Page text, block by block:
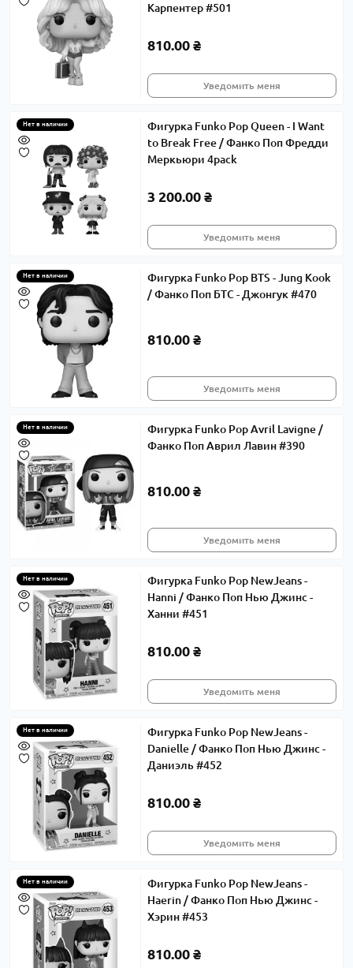
Карпентер #501
810.00 ₴
Уведомить меня
Нет в наличии
Фигурка Funko Pop Queen - I Want
to Break Free / Фанко Поп Фредди
Меркьюри 4pack
3 200.00 ₴
Уведомить меня
Нет в наличии
Фигурка Funko Pop BTS - Jung Kook
/ Фанко Поп БТС - Джонгук #470
810.00 ₴
Уведомить меня
Нет в наличии
Фигурка Funko Pop Avril Lavigne /
Фанко Поп Аврил Лавин #390
810.00 ₴
Уведомить меня
Нет в наличии
Фигурка Funko Pop NewJeans -
Hanni / Фанко Поп Нью Джинс -
Ханни #451
810.00 ₴
Уведомить меня
Нет в наличии
Фигурка Funko Pop NewJeans -
Danielle / Фанко Поп Нью Джинс -
Даниэль #452
810.00 ₴
Уведомить меня
Нет в наличии
Фигурка Funko Pop NewJeans -
Haerin / Фанко Поп Нью Джинс -
Хэрин #453
810.00 ₴